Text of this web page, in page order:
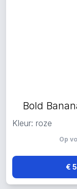
Bold
Kleur: roze
Op
€